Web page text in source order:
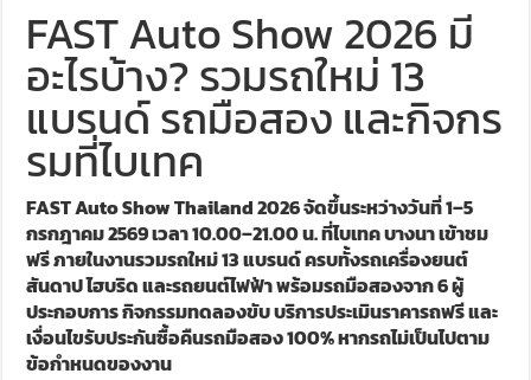
FAST Auto Show 2026 มี
อะไรบ้าง? รวมรถใหม่ 13
แบรนด์ รถมือสอง และกิจกร
รมที่ไบเทค
FAST Auto Show Thailand 2026 จัดขึ้นระหว่างวันที่ 1–5
กรกฎาคม 2569 เวลา 10.00–21.00 น. ที่ไบเทค บางนา เข้าชม
ฟรี ภายในงานรวมรถใหม่ 13 แบรนด์ ครบทั้งรถเครื่องยนต์
สันดาป ไฮบริด และรถยนต์ไฟฟ้า พร้อมรถมือสองจาก 6 ผู้
ประกอบการ กิจกรรมทดลองขับ บริการประเมินราคารถฟรี และ
เงื่อนไขรับประกันซื้อคืนรถมือสอง 100% หากรถไม่เป็นไปตาม
ข้อกำหนดของงาน